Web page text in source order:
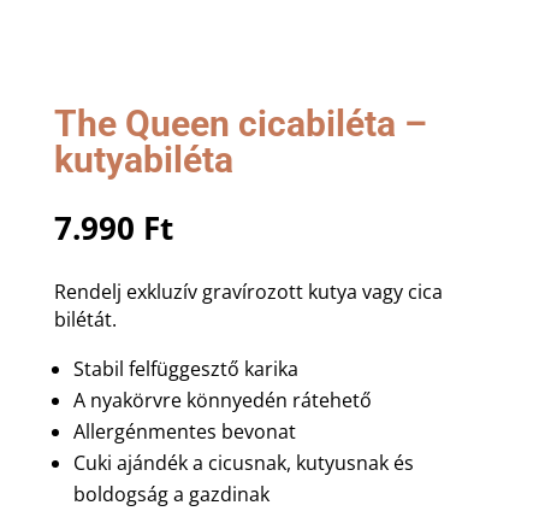
The Queen cicabiléta –
kutyabiléta
7.990 Ft
Rendelj exkluzív gravírozott kutya vagy cica
bilétát.
Stabil felfüggesztő karika
A nyakörvre könnyedén rátehető
Allergénmentes bevonat
Cuki ajándék a cicusnak, kutyusnak és
boldogság a gazdinak